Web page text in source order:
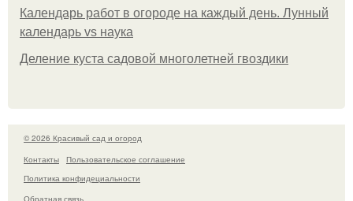
Календарь работ в огороде на каждый день. Лунный
календарь vs наука
Деление куста садовой многолетней гвоздики
© 2026 Красивый сад и огород
Контакты
Пользовательское соглашение
Политика конфидециальности
Обратная связь